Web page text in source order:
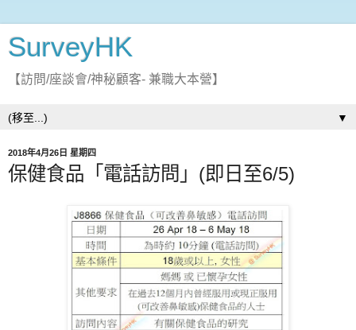
SurveyHK
【訪問/座談會/神秘顧客- 兼職大本營】
▼
2018年4月26日 星期四
保健食品「電話訪問」(即日至6/5)